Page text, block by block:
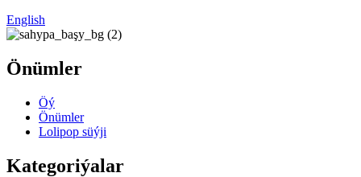
English
Önümler
Öý
Önümler
Lolipop süýji
Kategoriýalar